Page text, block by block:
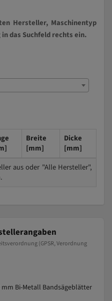
Hersteller, Maschinentyp
das Suchfeld rechts ein.
Breite
[mm]
Dicke
[mm]
aus oder "Alle Hersteller",
(GPSR, Verordnung
mm Bi-Metall Bandsägeblätter